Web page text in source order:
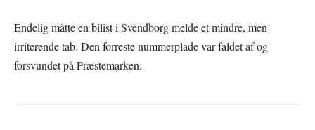
Endelig måtte en bilist i Svendborg melde et mindre, men
irriterende tab: Den forreste nummerplade var faldet af og
forsvundet på Præstemarken.